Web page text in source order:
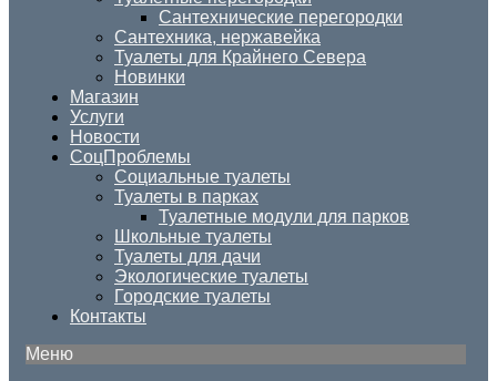
Сантехнические перегородки
Сантехника, нержавейка
Туалеты для Крайнего Севера
Новинки
Магазин
Услуги
Новости
СоцПроблемы
Социальные туалеты
Туалеты в парках
Туалетные модули для парков
Школьные туалеты
Туалеты для дачи
Экологические туалеты
Городские туалеты
Контакты
Меню